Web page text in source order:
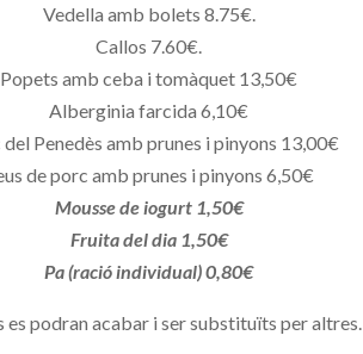
Vedella amb bolets 8.75€.
Callos 7.60€.
Popets amb ceba i tomàquet 13,50€
Alberginia farcida 6,10€
del Penedès amb prunes i pinyons 13,00€
de porc amb prunes i pinyons 6,50€
Mousse de iogurt 1,50€
Fruita del dia 1,50€
Pa (ració individual) 0,80€
es podran acabar i ser substituïts per altres.